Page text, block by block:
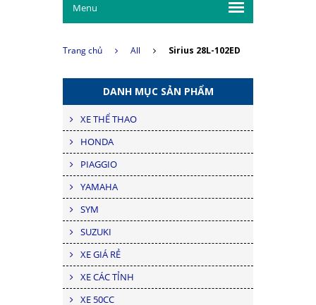
Menu
Trang chủ All Sirius 28L-102ED
DANH MỤC SẢN PHẨM
XE THỂ THAO
HONDA
PIAGGIO
YAMAHA
SYM
SUZUKI
XE GIÁ RẺ
XE CÁC TỈNH
XE 50CC